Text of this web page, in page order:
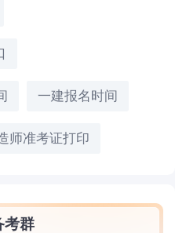
一建报名时间
师准考证打印
考群